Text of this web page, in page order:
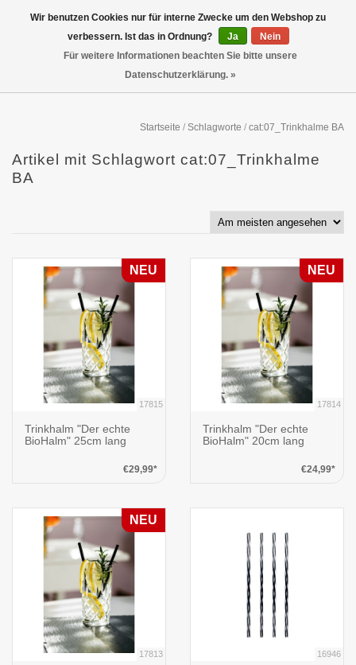
Startseite / Schlagworte / cat:07_Trinkhalme BA
Artikel mit Schlagwort cat:07_Trinkhalme
BA
17815
Trinkhalm "Der echte
BioHalm" 25cm lang
€29,99*
NEU
17814
Trinkhalm "Der echte
BioHalm" 20cm lang
€24,99*
NEU
17813
NEU
16946
Wir benutzen Cookies nur für interne Zwecke um den Webshop zu
verbessern. Ist das in Ordnung?
Ja
Nein
Für weitere Informationen beachten Sie bitte unsere
Datenschutzerklärung. »